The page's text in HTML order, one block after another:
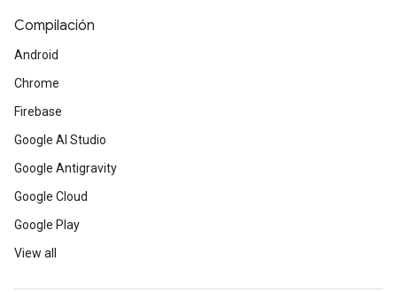
Compilación
Android
Chrome
Firebase
Google AI Studio
Google Antigravity
Google Cloud
Google Play
View all